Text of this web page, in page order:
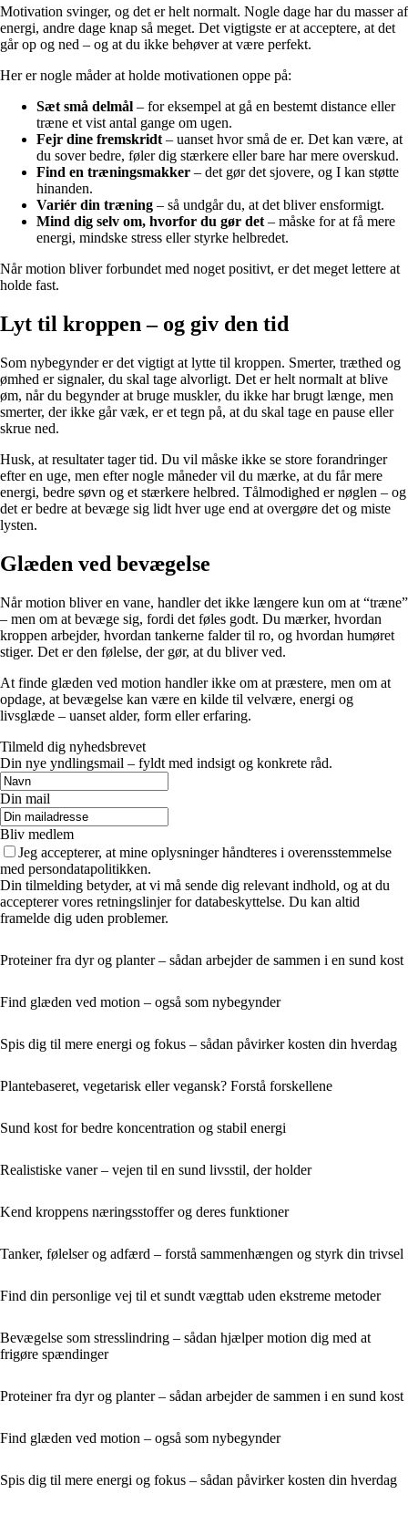
Motivation svinger, og det er helt normalt. Nogle dage har du masser af
energi, andre dage knap så meget. Det vigtigste er at acceptere, at det
går op og ned – og at du ikke behøver at være perfekt.
Her er nogle måder at holde motivationen oppe på:
Sæt små delmål – for eksempel at gå en bestemt distance eller
træne et vist antal gange om ugen.
Fejr dine fremskridt – uanset hvor små de er. Det kan være, at
du sover bedre, føler dig stærkere eller bare har mere overskud.
Find en træningsmakker – det gør det sjovere, og I kan støtte
hinanden.
Variér din træning – så undgår du, at det bliver ensformigt.
Mind dig selv om, hvorfor du gør det – måske for at få mere
energi, mindske stress eller styrke helbredet.
Når motion bliver forbundet med noget positivt, er det meget lettere at
holde fast.
Lyt til kroppen – og giv den tid
Som nybegynder er det vigtigt at lytte til kroppen. Smerter, træthed og
ømhed er signaler, du skal tage alvorligt. Det er helt normalt at blive
øm, når du begynder at bruge muskler, du ikke har brugt længe, men
smerter, der ikke går væk, er et tegn på, at du skal tage en pause eller
skrue ned.
Husk, at resultater tager tid. Du vil måske ikke se store forandringer
efter en uge, men efter nogle måneder vil du mærke, at du får mere
energi, bedre søvn og et stærkere helbred. Tålmodighed er nøglen – og
det er bedre at bevæge sig lidt hver uge end at overgøre det og miste
lysten.
Glæden ved bevægelse
Når motion bliver en vane, handler det ikke længere kun om at “træne”
– men om at bevæge sig, fordi det føles godt. Du mærker, hvordan
kroppen arbejder, hvordan tankerne falder til ro, og hvordan humøret
stiger. Det er den følelse, der gør, at du bliver ved.
At finde glæden ved motion handler ikke om at præstere, men om at
opdage, at bevægelse kan være en kilde til velvære, energi og
livsglæde – uanset alder, form eller erfaring.
Tilmeld dig nyhedsbrevet
Din nye yndlingsmail – fyldt med indsigt og konkrete råd.
Din mail
Bliv medlem
Jeg accepterer, at mine oplysninger håndteres i overensstemmelse
med persondatapolitikken.
Din tilmelding betyder, at vi må sende dig relevant indhold, og at du
accepterer vores retningslinjer for databeskyttelse. Du kan altid
framelde dig uden problemer.
Proteiner fra dyr og planter – sådan arbejder de sammen i en sund kost
Find glæden ved motion – også som nybegynder
Spis dig til mere energi og fokus – sådan påvirker kosten din hverdag
Plantebaseret, vegetarisk eller vegansk? Forstå forskellene
Sund kost for bedre koncentration og stabil energi
Realistiske vaner – vejen til en sund livsstil, der holder
Kend kroppens næringsstoffer og deres funktioner
Tanker, følelser og adfærd – forstå sammenhængen og styrk din trivsel
Find din personlige vej til et sundt vægttab uden ekstreme metoder
Bevægelse som stresslindring – sådan hjælper motion dig med at
frigøre spændinger
Proteiner fra dyr og planter – sådan arbejder de sammen i en sund kost
Find glæden ved motion – også som nybegynder
Spis dig til mere energi og fokus – sådan påvirker kosten din hverdag